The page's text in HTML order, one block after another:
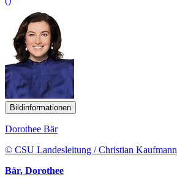
Bildinformationen
Dorothee Bär
© CSU Landesleitung / Christian Kaufmann
Bär, Dorothee